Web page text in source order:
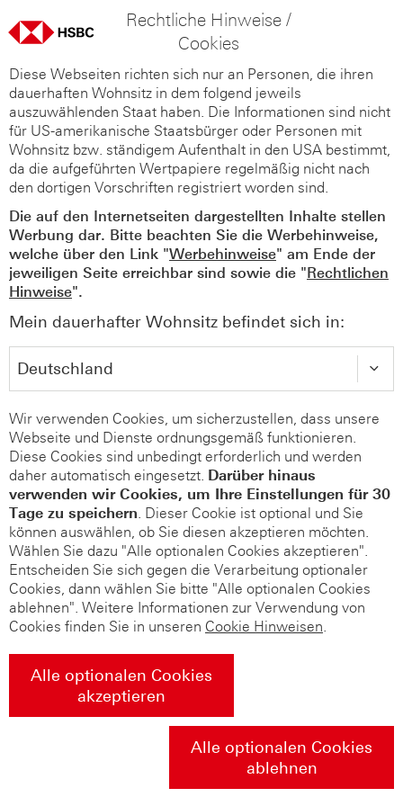
Rechtliche Hinweise /
Cookies
Diese Webseiten richten sich nur an Personen, die ihren
dauerhaften Wohnsitz in dem folgend jeweils
auszuwählenden Staat haben. Die Informationen sind nicht
für US-amerikanische Staatsbürger oder Personen mit
Wohnsitz bzw. ständigem Aufenthalt in den USA bestimmt,
da die aufgeführten Wertpapiere regelmäßig nicht nach
den dortigen Vorschriften registriert worden sind.
Die auf den Internetseiten dargestellten Inhalte stellen
Werbung dar. Bitte beachten Sie die Werbehinweise,
welche über den Link "Werbehinweise" am Ende der
jeweiligen Seite erreichbar sind sowie die "Rechtlichen
Hinweise".
Mein dauerhafter Wohnsitz befindet sich in:
Wir verwenden Cookies, um sicherzustellen, dass unsere
Webseite und Dienste ordnungsgemäß funktionieren.
Diese Cookies sind unbedingt erforderlich und werden
daher automatisch eingesetzt. Darüber hinaus
verwenden wir Cookies, um Ihre Einstellungen für 30
Tage zu speichern. Dieser Cookie ist optional und Sie
können auswählen, ob Sie diesen akzeptieren möchten.
Wählen Sie dazu "Alle optionalen Cookies akzeptieren".
Entscheiden Sie sich gegen die Verarbeitung optionaler
Cookies, dann wählen Sie bitte "Alle optionalen Cookies
ablehnen". Weitere Informationen zur Verwendung von
Cookies finden Sie in unseren Cookie Hinweisen.
Alle optionalen Cookies
akzeptieren
Alle optionalen Cookies
ablehnen